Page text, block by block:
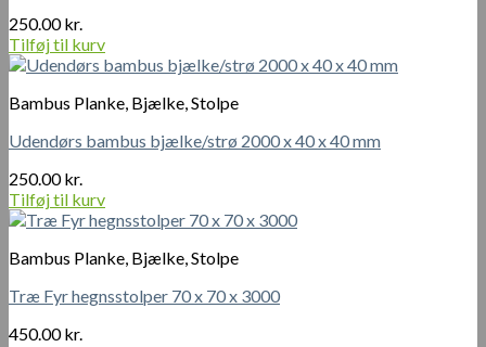
250.00kr.
Tilføj til kurv
Bambus Planke, Bjælke, Stolpe
Udendørs bambus bjælke/strø 2000 x 40 x 40 mm
250.00kr.
Tilføj til kurv
Bambus Planke, Bjælke, Stolpe
Træ Fyr hegnsstolper 70 x 70 x 3000
450.00kr.